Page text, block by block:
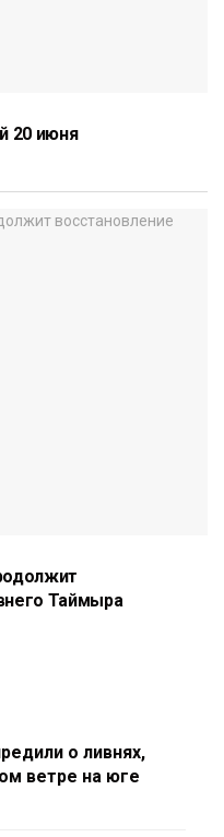
20 июня
Таймыра
о ливнях,
ветре на юге